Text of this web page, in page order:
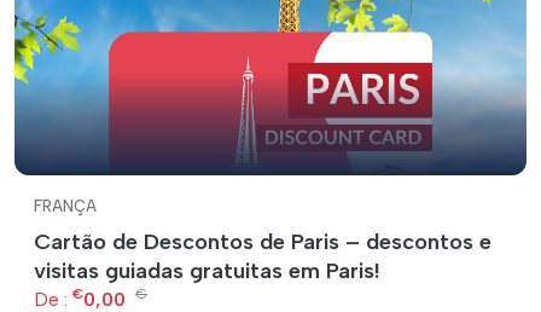
FRANÇA
Cartão de Descontos de Paris – descontos e
visitas guiadas gratuitas em Paris!
De : €0,00 €